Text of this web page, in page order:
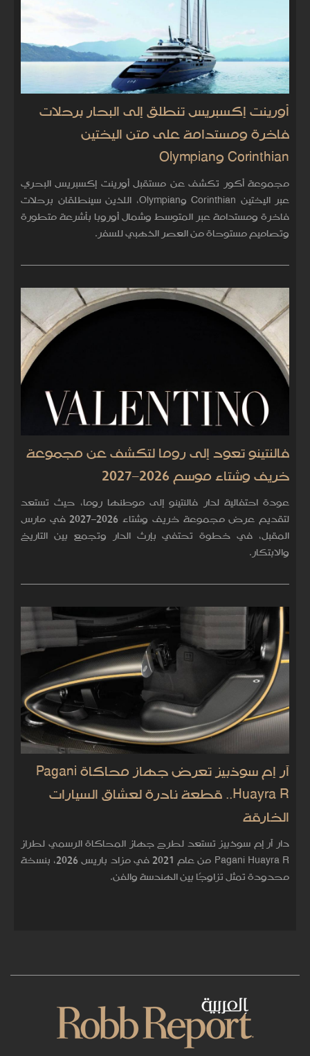
أورينت إكسبريس تنطلق إلى البحار برحلات
فاخرة ومستدامة على متن اليختين
Corinthian وOlympian
مجموعة أكور تكشف عن مستقبل أورينت إكسبريس البحري
عبر اليختين Corinthian وOlympian، اللذين سينطلقان برحلات
فاخرة ومستدامة عبر المتوسط وشمال أوروبا بأشرعة متطورة
وتصاميم مستوحاة من العصر الذهبي للسفر.
فالنتينو تعود إلى روما لتكشف عن مجموعة
خريف وشتاء موسم 2026–2027
عودة احتفالية لدار فالنتينو إلى موطنها روما، حيث تستعد
لتقديم عرض مجموعة خريف وشتاء 2026–2027 في مارس
المقبل، في خطوة تحتفي بإرث الدار وتجمع بين التاريخ
والابتكار.
آر إم سوذبيز تعرض جهاز محاكاة Pagani
Huayra R.. قطعة نادرة لعشاق السيارات
الخارقة
دار آر إم سوذبيز تستعد لطرح جهاز المحاكاة الرسمي لطراز
Pagani Huayra R من عام 2021 في مزاد باريس 2026، بنسخة
محدودة تمثل تزاوجًا بين الهندسة والفن.